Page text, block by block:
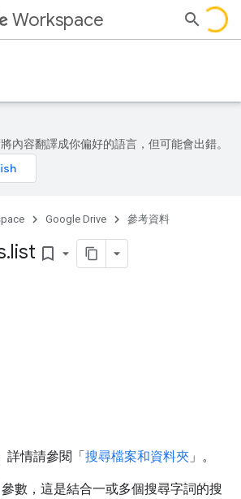
Workspace
內容翻譯成你偏好的語言，但可能會出錯。
Google Drive 參考資料
.list bookmark_border
詳情請參閱「搜尋檔案和資料夾 」。
參數，這是結合一或多個搜尋字詞的搜